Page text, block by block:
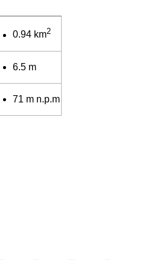
0.94 km2
6.5 m
71 m n.p.m